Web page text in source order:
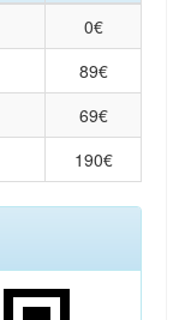
0€
89€
69€
190€